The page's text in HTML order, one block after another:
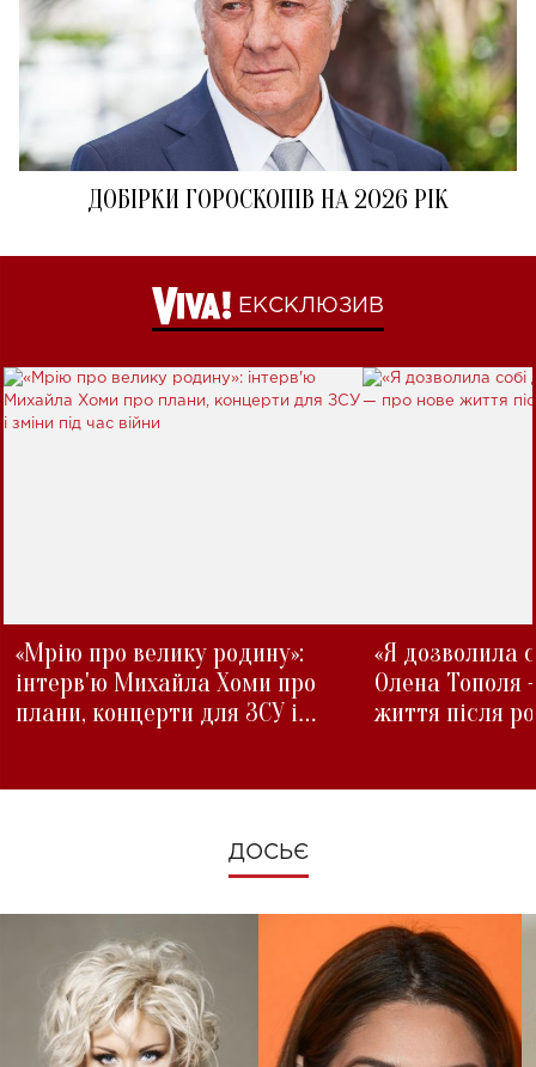
ДОБІРКИ ГОРОСКОПІВ НА 2026 РІК
ЕКСКЛЮЗИВ
«Мрію про велику родину»:
інтерв'ю Михайла Хоми про
плани, концерти для ЗСУ і
«Я дозволила
Олена Тополя
життя після
ДОСЬЄ